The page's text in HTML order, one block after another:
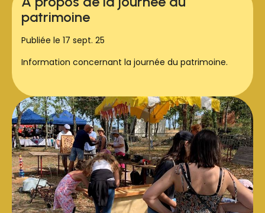
patrimoine
Publiée le 17 sept. 25
Information concernant la journée du patrimoine.